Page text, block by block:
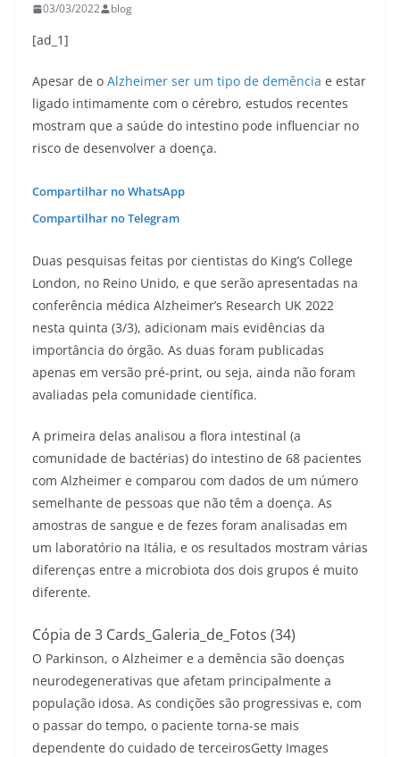
03/03/2022 blog
[ad_1]
Apesar de o Alzheimer ser um tipo de demência e estar
ligado intimamente com o cérebro, estudos recentes
mostram que a saúde do intestino pode influenciar no
risco de desenvolver a doença.
Compartilhar no WhatsApp
Compartilhar no Telegram
Duas pesquisas feitas por cientistas do King’s College
London, no Reino Unido, e que serão apresentadas na
conferência médica Alzheimer’s Research UK 2022
nesta quinta (3/3), adicionam mais evidências da
importância do órgão. As duas foram publicadas
apenas em versão pré-print, ou seja, ainda não foram
avaliadas pela comunidade científica.
A primeira delas analisou a flora intestinal (a
comunidade de bactérias) do intestino de 68 pacientes
com Alzheimer e comparou com dados de um número
semelhante de pessoas que não têm a doença. As
amostras de sangue e de fezes foram analisadas em
um laboratório na Itália, e os resultados mostram várias
diferenças entre a microbiota dos dois grupos é muito
diferente.
Cópia de 3 Cards_Galeria_de_Fotos (34)
O Parkinson, o Alzheimer e a demência são doenças
neurodegenerativas que afetam principalmente a
população idosa. As condições são progressivas e, com
o passar do tempo, o paciente torna-se mais
dependente do cuidado de terceirosGetty Images